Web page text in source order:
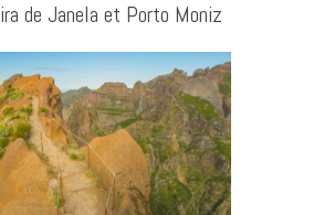
de Janela et Porto Moniz